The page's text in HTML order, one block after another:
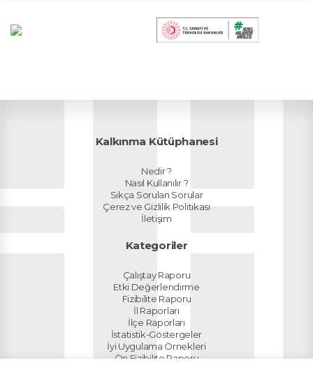
Kalkınma Kütüphanesi
Nedir ?
Nasıl Kullanılır ?
Sıkça Sorulan Sorular
Çerez ve Gizlilik Politikası
İletişim
Kategoriler
Çalıştay Raporu
Etki Değerlendirme
Fizibilite Raporu
İl Raporları
İlçe Raporları
İstatistik-Göstergeler
İyi Uygulama Örnekleri
Ön Fizibilite Raporu